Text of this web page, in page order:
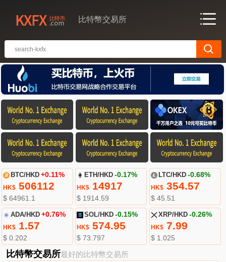
比特幣交易所
BTC/HKD +0.11%
HK$506112
$ 64961.1
ETH/HKD -0.17%
HK$ 14917
$ 1914.59
LTC/HKD -0.68%
HK$354.57
$ 45.51
ADA/HKD +0.76%
HK$1.57
$ 0.202
SOL/HKD -0.15%
HK$ 574.95
$ 73.797
XRP/HKD -0.26%
HK$7.99
$ 1.025
比特幣交易所最好的比特幣交易所